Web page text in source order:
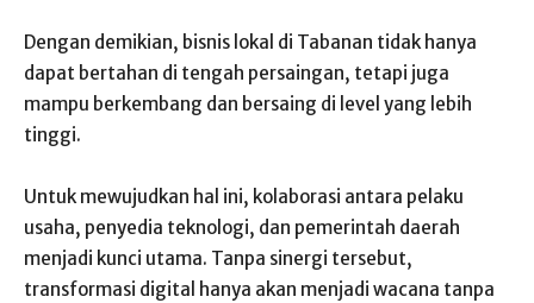
Dengan demikian, bisnis lokal di Tabanan tidak hanya
dapat bertahan di tengah persaingan, tetapi juga
mampu berkembang dan bersaing di level yang lebih
tinggi.
Untuk mewujudkan hal ini, kolaborasi antara pelaku
usaha, penyedia teknologi, dan pemerintah daerah
menjadi kunci utama. Tanpa sinergi tersebut,
transformasi digital hanya akan menjadi wacana tanpa